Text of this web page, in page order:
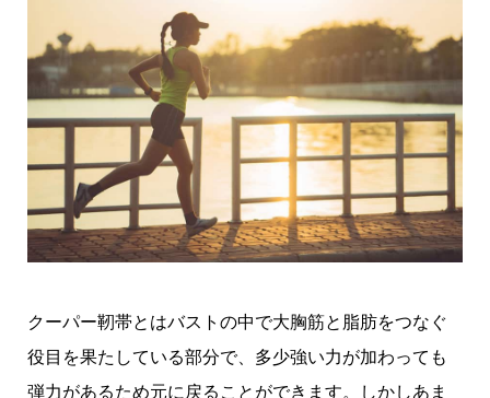
クーパー靭帯とはバストの中で大胸筋と脂肪をつなぐ
役目を果たしている部分で、多少強い力が加わっても
弾力があるため元に戻ることができます。しかしあま